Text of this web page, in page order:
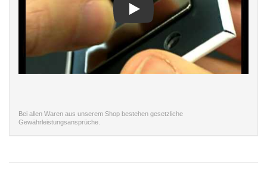
Bei allen Waren aus unserem Shop bestehen gesetzliche
Gewährleistungsansprüche.